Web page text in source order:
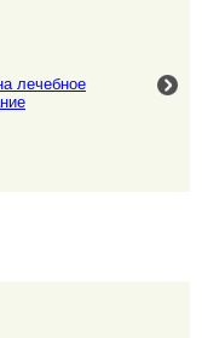
лечебное